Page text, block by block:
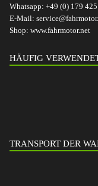
Whatsapp: +49 (0) 179
E-Mail:
Shop: www.fahrmotor.net
HÄUFIG
TRANSPORT DER